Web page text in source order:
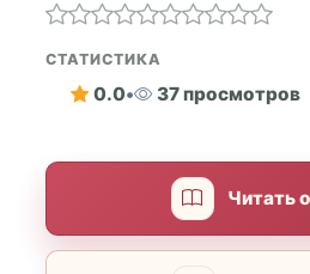
СТАТИСТИКА
0.0• 37 просмотров
Читать